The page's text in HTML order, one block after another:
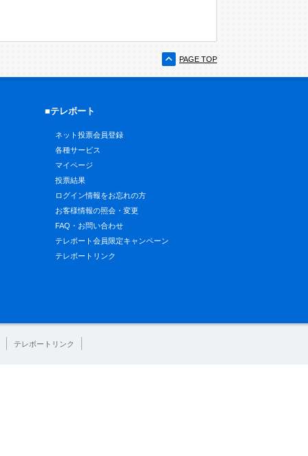
PAGE TOP
■テレボート
ネット投票会員登録
各種サービス
マイページ
投票結果
ログイン情報をお忘れの方
お客様情報の照会・変更
FAQ・お問い合わせ
テレボート会員限定キャンペーン
テレボートリンク
テレボートリンク